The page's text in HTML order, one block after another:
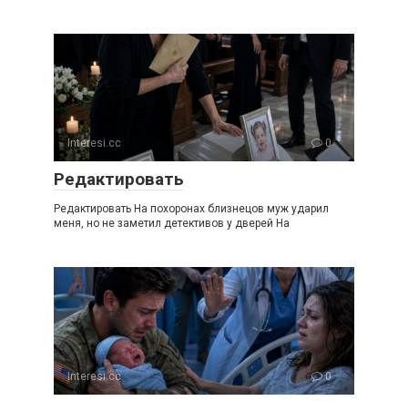
Interesi.cc 0
Редактировать
Редактировать На похоронах близнецов муж ударил
меня, но не заметил детективов у дверей На
Interesi.cc 0